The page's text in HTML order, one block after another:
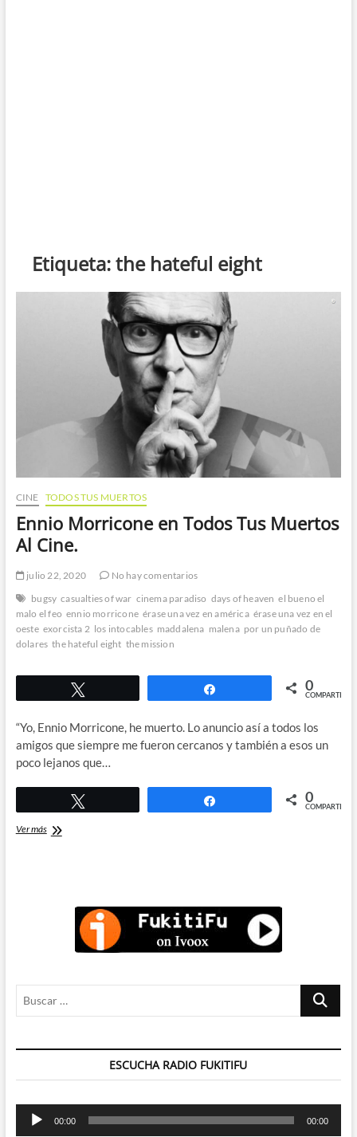
Etiqueta:the hateful eight
CINE TODOS TUS MUERTOS
Ennio Morricone en Todos Tus Muertos
Al Cine.
julio 22, 2020
No hay comentarios
bugsy casualties of war cinema paradiso days of heaven el bueno el
malo el feo ennio morricone érase una vez en américa érase una vez en el
oeste exorcista 2 los intocables maddalena malena por un puñado de
dolares the hateful eight the mission
0
COMPARTIR
“Yo, Ennio Morricone, he muerto. Lo anuncio así a todos los
amigos que siempre me fueron cercanos y también a esos un
poco lejanos que…
0
COMPARTIR
Ver másEnnio
Buscar
ESCUCHA RADIO FUKITIFU
Reproductor
00:00 00:00